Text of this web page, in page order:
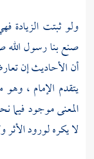
ولو ثبتت الزيادة
صنع بنا رسول الله
أن الأحاديث إن
يتقدم الإمام ، وهو
المعنى موجود فيما
لا يكره لورود